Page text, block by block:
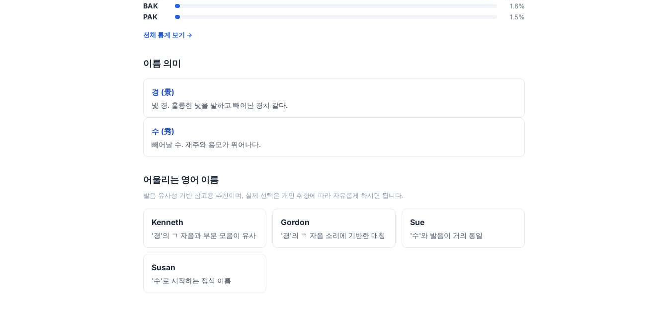
BAK 1.6%
PAK 1.5%
전체 통계 보기 →
이름 의미
경 (景)
빛 경. 훌륭한 빛을 발하고 빼어난 경치 같다.
수 (秀)
빼어날 수. 재주와 용모가 뛰어나다.
어울리는 영어 이름
발음 유사성 기반 참고용 추천이며, 실제 선택은 개인 취향에 따라 자유롭게 하시면 됩니다.
Kenneth
'경'의 ㄱ 자음과 부분 모음이 유사
Gordon
'경'의 ㄱ 자음 소리에 기반한 매칭
Sue
'수'와 발음이 거의 동일
Susan
'수'로 시작하는 정식 이름